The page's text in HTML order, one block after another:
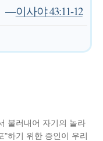
—이사야 43:11-12
불러내어 자기의 놀라
"하기 위한 증인이 우리